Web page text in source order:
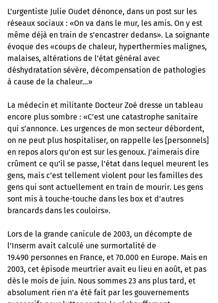
L’urgentiste Julie Oudet dénonce, dans un post sur les
réseaux sociaux : «On va dans le mur, les amis. On y est
même déjà en train de s’encastrer dedans». La soignante
évoque des «coups de chaleur, hyperthermies malignes,
malaises, altérations de l’état général avec
déshydratation sévère, décompensation de pathologies
à cause de la chaleur…»
La médecin et militante Docteur Zoé dresse un tableau
encore plus sombre : «C’est une catastrophe sanitaire
qui s’annonce. Les urgences de mon secteur débordent,
on ne peut plus hospitaliser, on rappelle les [personnels]
en repos alors qu’on est sur les genoux. J’aimerais dire
crûment ce qu’il se passe, l’état dans lequel meurent les
gens, mais c’est tellement violent pour les familles des
gens qui sont actuellement en train de mourir. Les gens
sont mis à touche-touche dans les box et d’autres
brancards dans les couloirs».
Lors de la grande canicule de 2003, un décompte de
l’Inserm avait calculé une surmortalité de
19.490 personnes en France, et 70.000 en Europe. Mais en
2003, cet épisode meurtrier avait eu lieu en août, et pas
dès le mois de juin. Nous sommes 23 ans plus tard, et
absolument rien n’a été fait par les gouvernements